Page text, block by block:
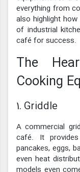
everything from
also highlight how
of industrial
café for success.
The
Cooking
1. Griddle
A commercial
café. It
pancakes, eggs,
even heat